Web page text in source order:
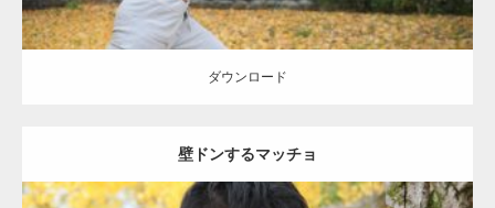
ダウンロード
壁ドンするマッチョ